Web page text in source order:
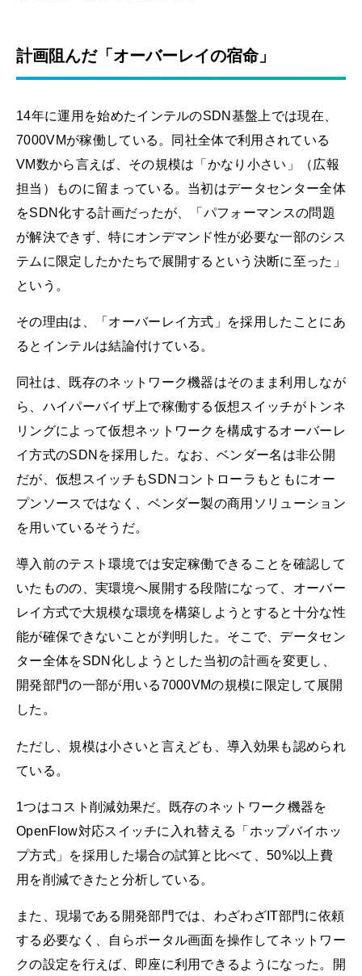
計画阻んだ「オーバーレイの宿命」
14年に運用を始めたインテルのSDN基盤上では現在、
7000VMが稼働している。同社全体で利用されている
VM数から言えば、その規模は「かなり小さい」（広報
担当）ものに留まっている。当初はデータセンター全体
をSDN化する計画だったが、「パフォーマンスの問題
が解決できず、特にオンデマンド性が必要な一部のシス
テムに限定したかたちで展開するという決断に至った」
という。
その理由は、「オーバーレイ方式」を採用したことにあ
るとインテルは結論付けている。
同社は、既存のネットワーク機器はそのまま利用しなが
ら、ハイパーバイザ上で稼働する仮想スイッチがトンネ
リングによって仮想ネットワークを構成するオーバーレ
イ方式のSDNを採用した。なお、ベンダー名は非公開
だが、仮想スイッチもSDNコントローラもともにオー
プンソースではなく、ベンダー製の商用ソリューション
を用いているそうだ。
導入前のテスト環境では安定稼働できることを確認して
いたものの、実環境へ展開する段階になって、オーバー
レイ方式で大規模な環境を構築しようとすると十分な性
能が確保できないことが判明した。そこで、データセン
ター全体をSDN化しようとした当初の計画を変更し、
開発部門の一部が用いる7000VMの規模に限定して展開
した。
ただし、規模は小さいと言えども、導入効果も認められ
ている。
1つはコスト削減効果だ。既存のネットワーク機器を
OpenFlow対応スイッチに入れ替える「ホップバイホッ
プ方式」を採用した場合の試算と比べて、50%以上費
用を削減できたと分析している。
また、現場である開発部門では、わざわざIT部門に依頼
する必要なく、自らポータル画面を操作してネットワー
クの設定を行えば、即座に利用できるようになった。開